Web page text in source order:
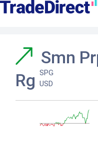
Smn
Rg SPG
USD